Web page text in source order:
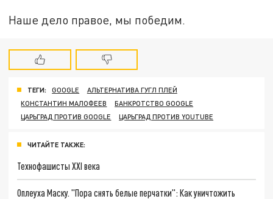
Наше дело правое, мы победим.
ТЕГИ: GOOGLE
АЛЬТЕРНАТИВА ГУГЛ ПЛЕЙ
КОНСТАНТИН МАЛОФЕЕВ
БАНКРОТСТВО GOOGLE
ЦАРЬГРАД ПРОТИВ GOOGLE
ЦАРЬГРАД ПРОТИВ YOUTUBE
ЧИТАЙТЕ ТАКЖЕ:
Технофашисты XXI века
Оплеуха Маску. "Пора снять белые перчатки": Как уничтожить